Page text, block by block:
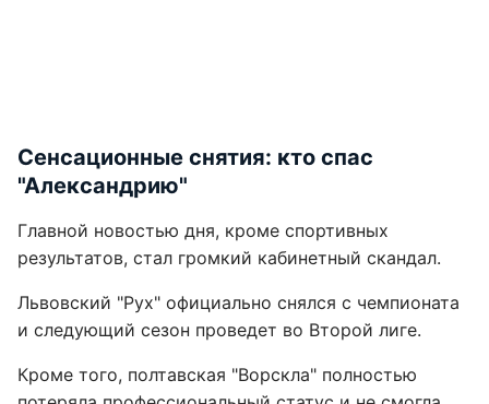
Сенсационные снятия: кто спас
"Александрию"
Главной новостью дня, кроме спортивных
результатов, стал громкий кабинетный скандал.
Львовский "Рух" официально снялся с чемпионата
и следующий сезон проведет во Второй лиге.
Кроме того, полтавская "Ворскла" полностью